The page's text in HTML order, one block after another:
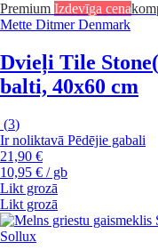
Premium Izdevīga cena
Mette Ditmer Denmark
Dvieļi Tile Stone
balti, 40x60 cm
(3)
Ir noliktavā Pēdējie gabali
21,90 €
10,95 € / gb
Likt grozā
Likt grozā
Sollux